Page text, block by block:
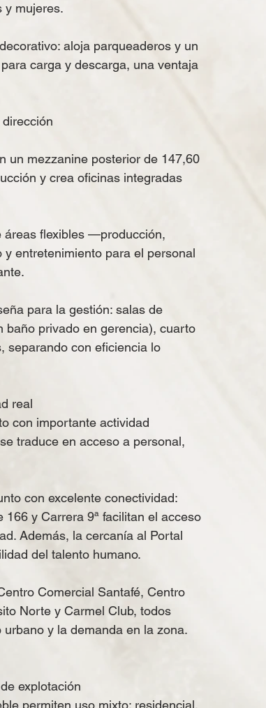
y mujeres.
aloja parqueaderos y un
carga y descarga, una ventaja
un mezzanine posterior de 147,60
y crea oficinas integradas
áreas flexibles —producción,
entretenimiento para el personal
para la gestión: salas de
baño privado en gerencia), cuarto
separando con eficiencia lo
real
con importante actividad
traduce en acceso a personal,
con excelente conectividad:
y Carrera 9ª facilitan el acceso
Además, la cercanía al Portal
del talento humano.
Comercial Santafé, Centro
Norte y Carmel Club, todos
y la demanda en la zona.
explotación
permiten uso mixto: residencial,